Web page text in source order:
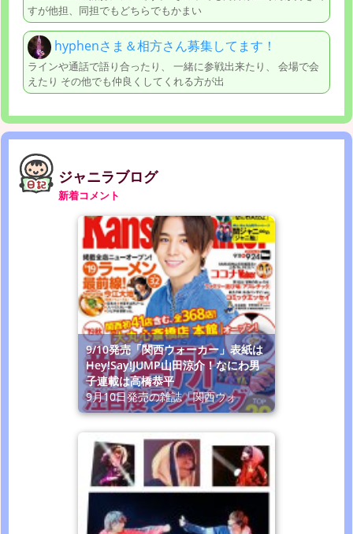
すが他担、同担でもどちらでもかまい
hyphenさま＆相方さん募集してます！
ラインや通話で語り合ったり、 一緒に参戦出来たり、 会場で会
えたり その他でも仲良くしてくれる方が出
ジャニラブログ
新着コメント
9/10発売「関西ウォーカー」表紙は
Hey!Say!JUMP山田涼介！なにわ男
子連載は高橋恭平
9月10日発売の雑誌「関西ウォ